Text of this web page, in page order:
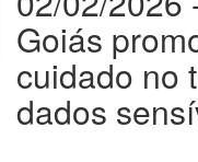
Goiás
cuidado no
dados